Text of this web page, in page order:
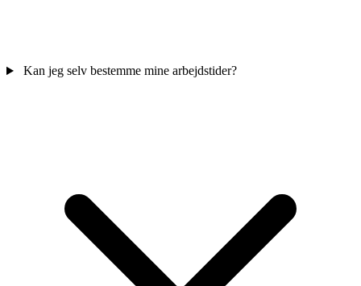
Kan jeg selv bestemme mine arbejdstider?